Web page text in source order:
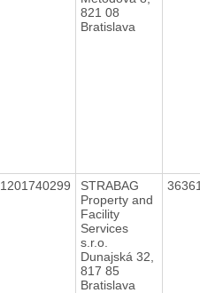
821 08
Bratislava
1201740299
STRABAG
Property and
Facility
Services
s.r.o.
Dunajská 32,
817 85
Bratislava